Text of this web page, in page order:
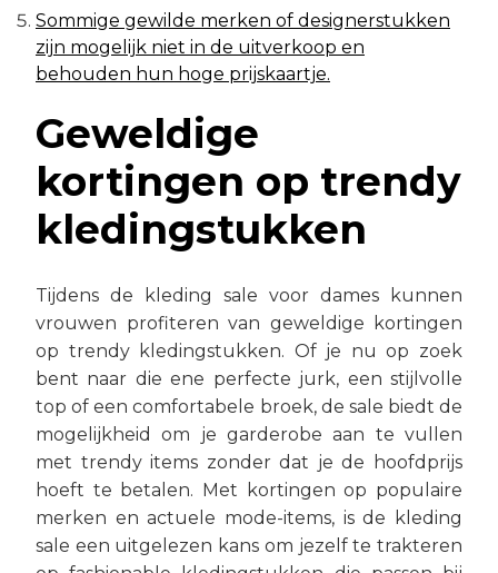
Sommige gewilde merken of designerstukken
zijn mogelijk niet in de uitverkoop en
behouden hun hoge prijskaartje.
Geweldige
kortingen op trendy
kledingstukken
Tijdens de kleding sale voor dames kunnen
vrouwen profiteren van geweldige kortingen
op trendy kledingstukken. Of je nu op zoek
bent naar die ene perfecte jurk, een stijlvolle
top of een comfortabele broek, de sale biedt de
mogelijkheid om je garderobe aan te vullen
met trendy items zonder dat je de hoofdprijs
hoeft te betalen. Met kortingen op populaire
merken en actuele mode-items, is de kleding
sale een uitgelezen kans om jezelf te trakteren